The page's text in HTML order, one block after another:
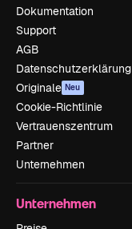
Dokumentation
Support
AGB
Datenschutzerklärung
Originale Neu
Cookie-Richtlinie
Vertrauenszentrum
Partner
Unternehmen
Unternehmen